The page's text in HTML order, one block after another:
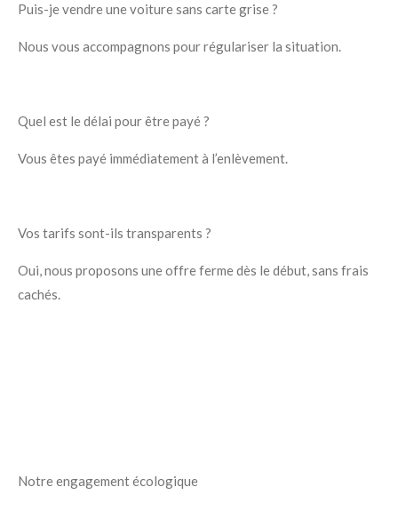
Puis-je vendre une voiture sans carte grise ?
Nous vous accompagnons pour régulariser la situation.
Quel est le délai pour être payé ?
Vous êtes payé immédiatement à l’enlèvement.
Vos tarifs sont-ils transparents ?
Oui, nous proposons une offre ferme dès le début, sans frais
cachés.
Notre engagement écologique